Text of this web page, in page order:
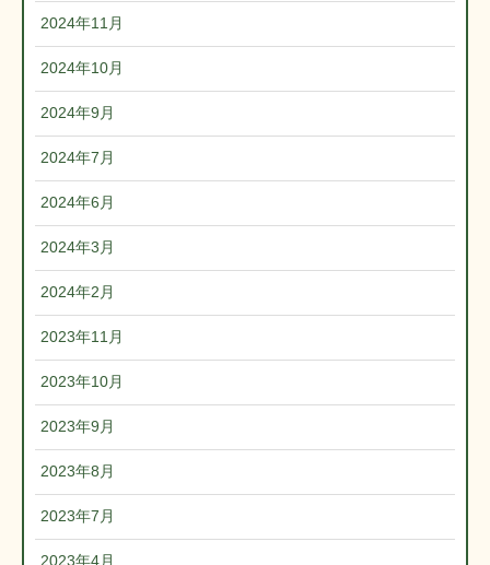
2024年11月
2024年10月
2024年9月
2024年7月
2024年6月
2024年3月
2024年2月
2023年11月
2023年10月
2023年9月
2023年8月
2023年7月
2023年4月